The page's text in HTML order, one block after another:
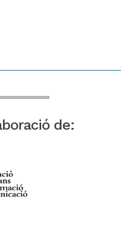
de: